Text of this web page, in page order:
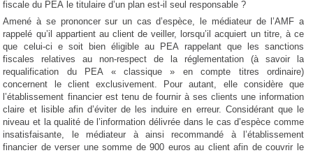
fiscale du PEA le titulaire d’un plan est-il seul responsable ?
Amené à se prononcer sur un cas d’espèce, le médiateur de l’AMF a
rappelé qu’il appartient au client de veiller, lorsqu’il acquiert un titre, à ce
que celui-ci e soit bien éligible au PEA rappelant que les sanctions
fiscales relatives au non-respect de la réglementation (à savoir la
requalification du PEA « classique » en compte titres ordinaire)
concernent le client exclusivement. Pour autant, elle considère que
l’établissement financier est tenu de fournir à ses clients une information
claire et lisible afin d’éviter de les induire en erreur. Considérant que le
niveau et la qualité de l’information délivrée dans le cas d’espèce comme
insatisfaisante, le médiateur à ainsi recommandé à l’établissement
financier de verser une somme de 900 euros au client afin de couvrir le